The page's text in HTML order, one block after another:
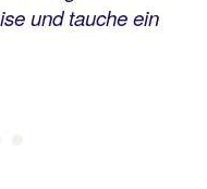
und tauche ein